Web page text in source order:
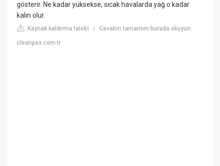
gösterir. Ne kadar yüksekse, sıcak havalarda yağ o kadar
kalın olur.
Kaynak kaldırma talebi |Cevabın tamamını burada okuyun:
cleanpex.com.tr